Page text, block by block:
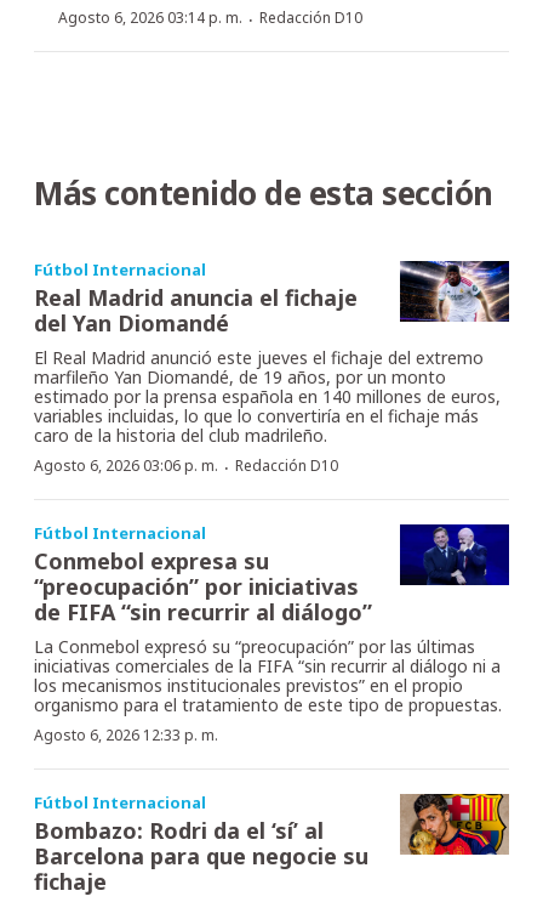
Agosto 6, 2026 03:14 p. m. · Redacción D10
Más contenido de esta sección
Fútbol Internacional
Real Madrid anuncia el fichaje
del Yan Diomandé
El Real Madrid anunció este jueves el fichaje del extremo
marfileño Yan Diomandé, de 19 años, por un monto
estimado por la prensa española en 140 millones de euros,
variables incluidas, lo que lo convertiría en el fichaje más
caro de la historia del club madrileño.
Agosto 6, 2026 03:06 p. m. · Redacción D10
Fútbol Internacional
Conmebol expresa su
“preocupación” por iniciativas
de FIFA “sin recurrir al diálogo”
La Conmebol expresó su “preocupación” por las últimas
iniciativas comerciales de la FIFA “sin recurrir al diálogo ni a
los mecanismos institucionales previstos” en el propio
organismo para el tratamiento de este tipo de propuestas.
Agosto 6, 2026 12:33 p. m.
Fútbol Internacional
Bombazo: Rodri da el ‘sí’ al
Barcelona para que negocie su
fichaje